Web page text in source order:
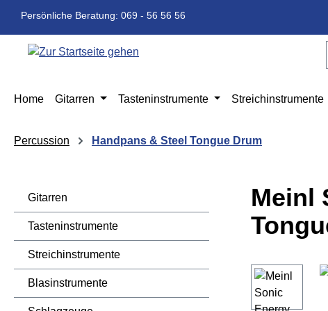
Hauptinhalt springen
Zur Suche springen
Zur Hauptnavigation springen
Persönliche Beratung: 069 - 56 56 56
Home Gitarren Tasteninstrumente Streichinstrumente
Percussion Handpans & Steel Tongue Drum
Gitarren
Tasteninstrumente
Streichinstrumente
Blasinstrumente
Meinl
Bildergalerie